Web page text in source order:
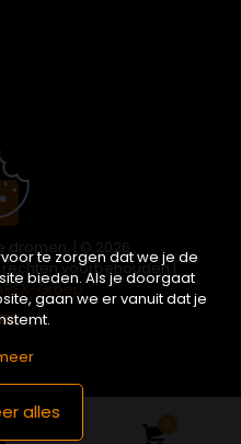
dromen. | © 2026
voorbehouden |
Groep
0
te zorgen dat we je de
bieden. Als je doorgaat
gaan we er vanuit dat je
alles